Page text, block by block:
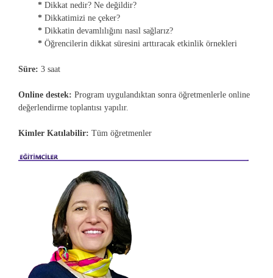
* Dikkat nedir? Ne değildir?
* Dikkatimizi ne çeker?
* Dikkatin devamlılığını nasıl sağlarız?
* Öğrencilerin dikkat süresini arttıracak etkinlik örnekleri
Süre: 3 saat
Online destek: Program uygulandıktan sonra öğretmenlerle online
değerlendirme toplantısı yapılır.
Kimler Katılabilir: Tüm öğretmenler